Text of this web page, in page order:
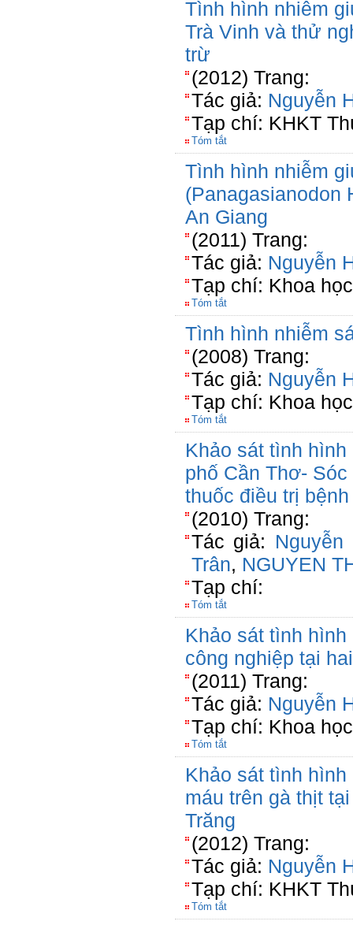
Tình hình nhiễm
Trà Vinh và thử
trừ
(2012) Trang:
Tác giả: Nguyễn
Tạp chí: KHKT
Tóm tắt
Tình hình nhiễm
(Panagasianodon
An Giang
(2011) Trang:
Tác giả: Nguyễn
Tạp chí: Khoa
Tóm tắt
Tình hình nhiễm
(2008) Trang:
Tác giả: Nguyễn
Tạp chí: Khoa
Tóm tắt
Khảo sát tình
phố Cần Thơ-
thuốc điều trị
(2010) Trang:
Tác giả:
Trân, NGUYEN
Tạp chí:
Tóm tắt
Khảo sát tình
công nghiệp tại
(2011) Trang:
Tác giả: Nguyễn
Tạp chí: Khoa
Tóm tắt
Khảo sát tình
máu trên gà thịt
Trăng
(2012) Trang:
Tác giả: Nguyễn
Tạp chí: KHKT
Tóm tắt